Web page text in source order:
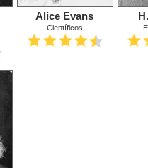
Alice Evans
Científicos